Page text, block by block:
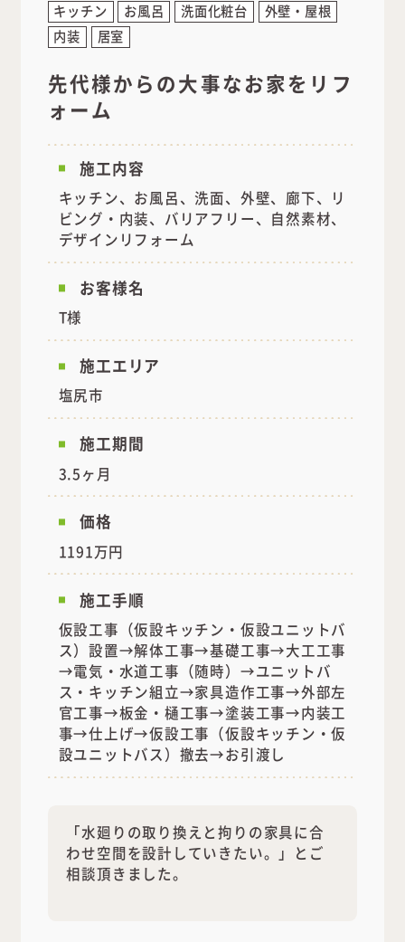
キッチン お風呂 洗面化粧台
外壁・屋根
内装
居室
先代様からの大事なお家をリフ
ォーム
施工内容
キッチン、お風呂、洗面、外壁、廊下、リ
ビング・内装、バリアフリー、自然素材、
デザインリフォーム
お客様名
T様
施工エリア
塩尻市
施工期間
3.5ヶ月
価格
1191万円
施工手順
仮設工事（仮設キッチン・仮設ユニットバ
ス）設置→解体工事→基礎工事→大工工事
→電気・水道工事（随時）→ユニットバ
ス・キッチン組立→家具造作工事→外部左
官工事→板金・樋工事→塗装工事→内装工
事→仕上げ→仮設工事（仮設キッチン・仮
設ユニットバス）撤去→お引渡し
「水廻りの取り換えと拘りの家具に合
わせ空間を設計していきたい。」とご
相談頂きました。